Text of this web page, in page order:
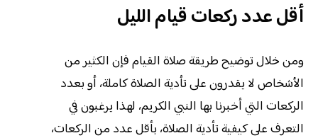
أقل عدد ركعات قيام الليل
ومن خلال توضيح طريقة صلاة القيام فإن الكثير من
الأشخاص لا يقدرون على تأدية الصلاة كاملة، أو بعدد
الركعات التي أخبرنا بها النبي الكريم، لهذا يرغبون في
التعرف على كيفية تأدية الصلاة، بأقل عدد من الركعات،